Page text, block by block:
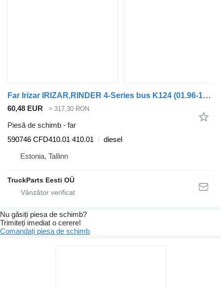
Far Irizar IRIZAR,RINDER 4-Series bus K124 (01.96-12.06) 590746 pentru autobuz Scania 4-series bus (1995-2006)
60,48 EUR ≈ 317,30 RON
Piesă de schimb - far
590746 CFD410.01 410.01
diesel
Estonia, Tallinn
TruckParts Eesti OÜ
Nu găsiți piesa de schimb?
Trimiteți imediat o cerere!
Comandați piesa de schimb